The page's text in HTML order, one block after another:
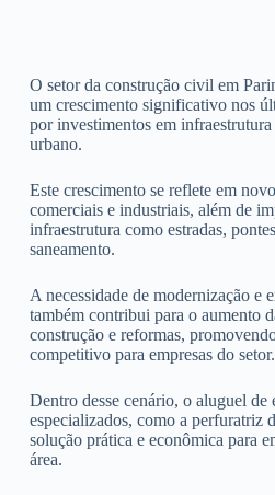
ú
d
o
O setor da construção civil em
um crescimento significativo nos
por investimentos em
urbano.
Este crescimento se reflete em
comerciais e industriais, além de
infraestrutura como estradas,
saneamento.
A necessidade de modernização e
também contribui para o aumento
construção e reformas,
competitivo para empresas do setor.
Dentro desse cenário, o aluguel de
especializados, como a perfuratriz
solução prática e econômica para
área.